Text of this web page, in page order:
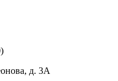
д. 3А